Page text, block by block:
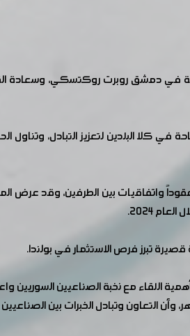
في دمشق روبرت روكتسكي، وسعادة
كلا البلدين لتعزيز التبادل، وتناول
عقوداً واتفاقيات بين الطرفين، وقد
٢٠٢٤.
تبرز فرص الاستثمار في بولندا.
مع نخبة الصناعيين السوريين
التعاون وتبادل الخبرات بين